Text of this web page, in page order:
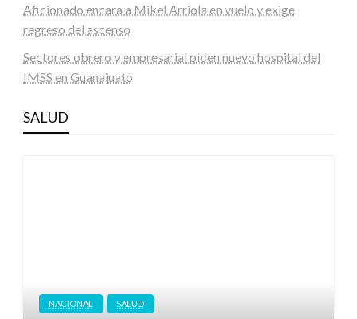
Aficionado encara a Mikel Arriola en vuelo y exige
regreso del ascenso
Sectores obrero y empresarial piden nuevo hospital del
IMSS en Guanajuato
SALUD
NACIONAL SALUD